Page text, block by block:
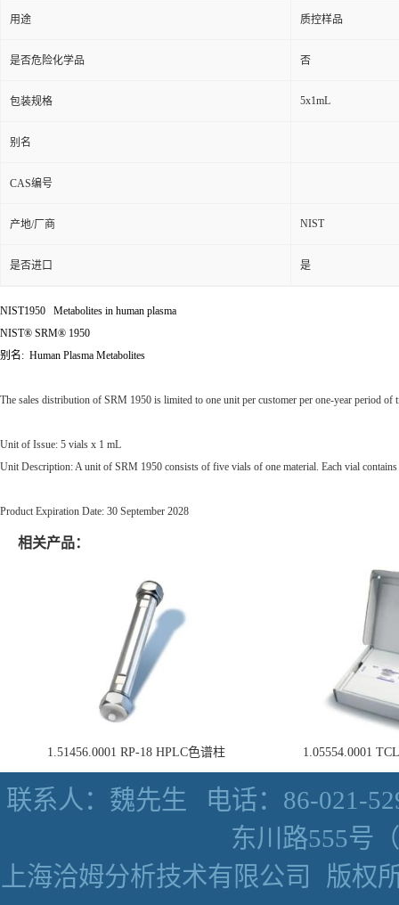
用途 质控样品
是否危险化学品 否
包装规格 5x1mL
别名
CAS编号
产地/厂商 NIST
是否进口 是
NIST1950 Metabolites in human plasma
NIST® SRM® 1950
别名: Human Plasma Metabolites
The sales distribution of SRM 1950 is limited to one unit per customer per one-year period of
Unit of Issue: 5 vials x 1 mL
Unit Description: A unit of SRM 1950 consists of five vials of one material. Each vial
Product Expiration Date: 30 September 2028
相关产品：
1.51456.0001 RP-18 HPLC色谱柱 1.05554.0001
联系人：魏先生
电话：86-021-
东川路555号
上海洽姆分析技术有限公司
版权